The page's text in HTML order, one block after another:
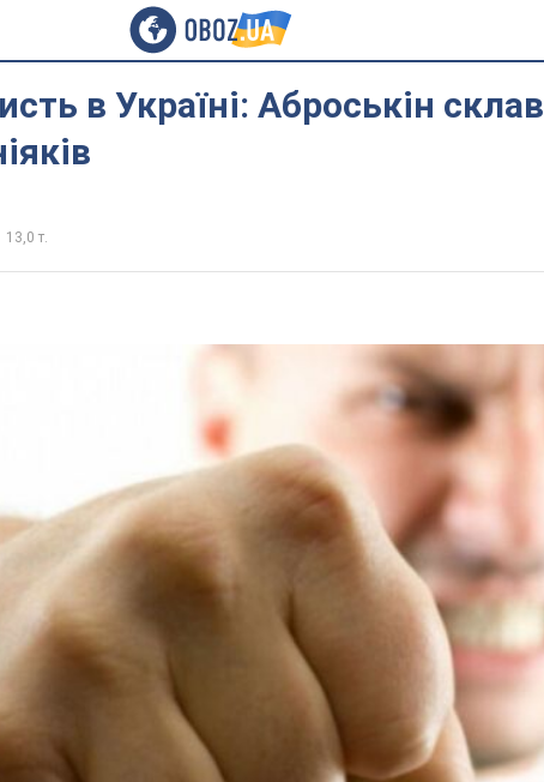
в Україні: Аброськін склав
13,0 т.